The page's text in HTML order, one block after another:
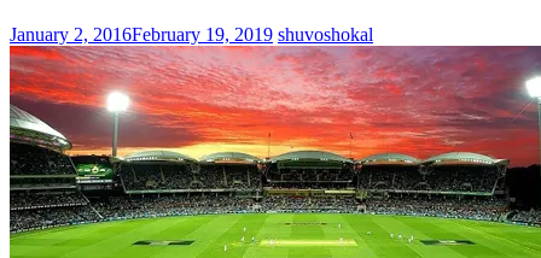
January 2, 2016February 19, 2019 shuvoshokal